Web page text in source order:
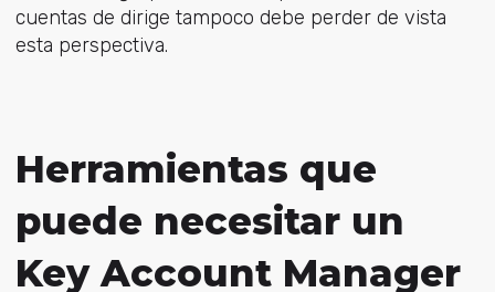
cuentas de dirige tampoco debe perder de vista
esta perspectiva.
Herramientas que
puede necesitar un
Key Account Manager